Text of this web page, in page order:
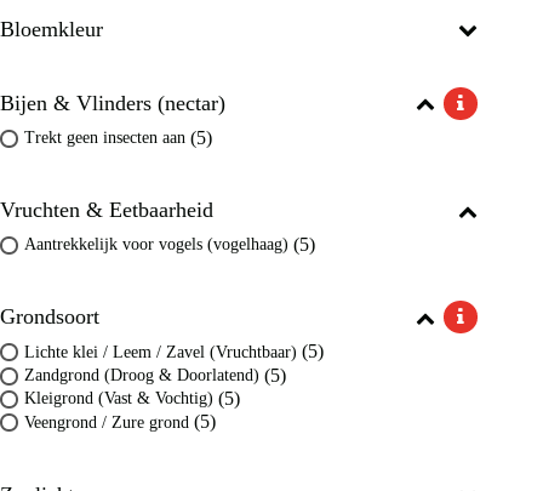
Bloemkleur
Bijen & Vlinders (nectar)
Trekt geen insecten aan (5)
Vruchten & Eetbaarheid
Aantrekkelijk voor vogels (vogelhaag) (5)
Grondsoort
Lichte klei / Leem / Zavel (Vruchtbaar) (5)
Zandgrond (Droog & Doorlatend) (5)
Kleigrond (Vast & Vochtig) (5)
Veengrond / Zure grond (5)